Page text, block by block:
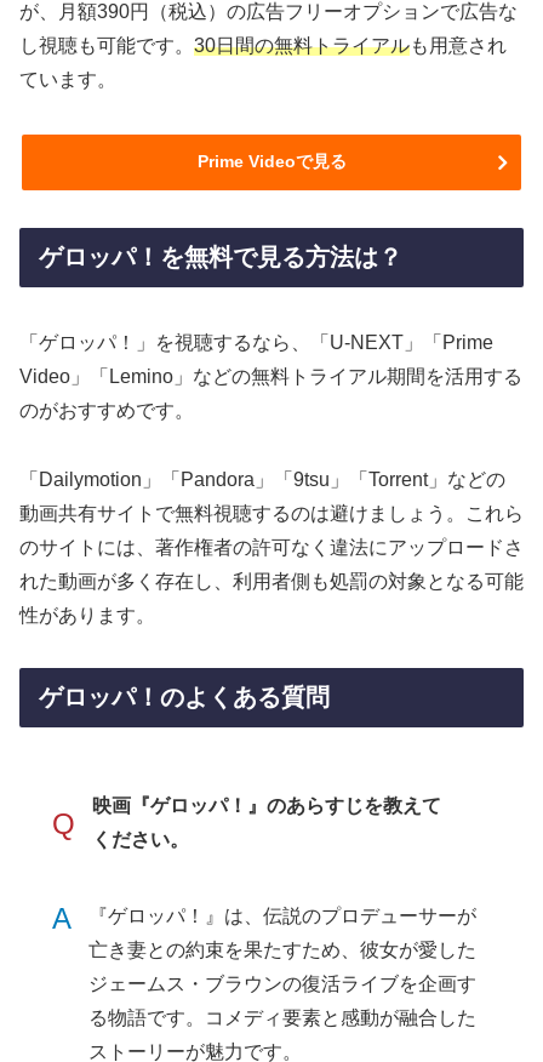
が、月額390円（税込）の広告フリーオプションで広告な
し視聴も可能です。 30日間の無料トライアルも用意され
ています。
Prime Videoで見る
ゲロッパ！を無料で見る方法は？
「ゲロッパ！」を視聴するなら、「U-NEXT」「Prime
Video」「Lemino」などの無料トライアル期間を活用する
のがおすすめです。
「Dailymotion」「Pandora」「9tsu」「Torrent」などの
動画共有サイトで無料視聴するのは避けましょう。これら
のサイトには、著作権者の許可なく違法にアップロードさ
れた動画が多く存在し、利用者側も処罰の対象となる可能
性があります。
ゲロッパ！のよくある質問
Q
映画『ゲロッパ！』のあらすじを教えて
ください。
A
『ゲロッパ！』は、伝説のプロデューサーが
亡き妻との約束を果たすため、彼女が愛した
ジェームス・ブラウンの復活ライブを企画す
る物語です。コメディ要素と感動が融合した
ストーリーが魅力です。